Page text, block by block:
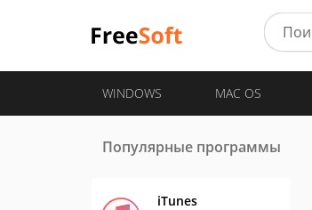
WINDOWS MAC OS
Популярные программы
iTunes